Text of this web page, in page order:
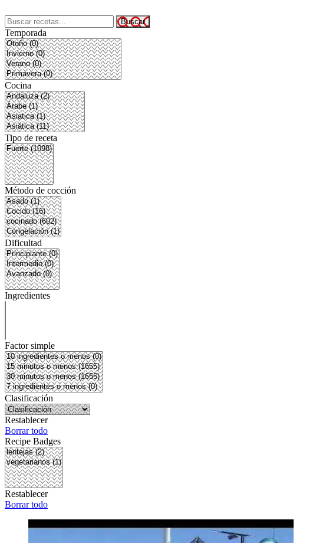
Temporada
Cocina
Tipo de receta
Método de cocción
Dificultad
Ingredientes
Factor simple
Clasificación
Restablecer
Borrar todo
Recipe Badges
Restablecer
Borrar todo